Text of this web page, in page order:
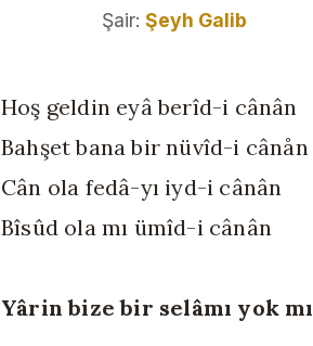
Şair: Şeyh Galib
Hoş geldin eyâ berîd-i cânân
Bahşet bana bir nüvîd-i cânån
Cân ola fedâ-yı iyd-i cânân
Bîsûd ola mı ümîd-i cânân
Yârin bize bir selâmı yok mı